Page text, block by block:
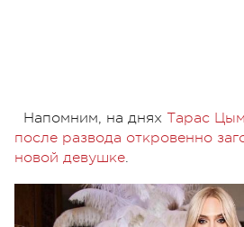
Напомним, на днях Тарас
после развода откровенно
новой девушке.